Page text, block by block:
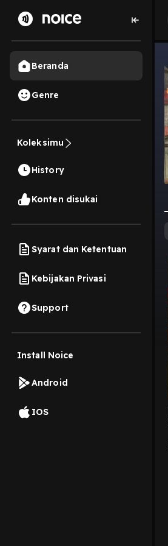
Beranda
Genre
Koleksimu
History
Konten disukai
Syarat dan Ketentuan
Kebijakan Privasi
Support
Install Noice
Android
IOS